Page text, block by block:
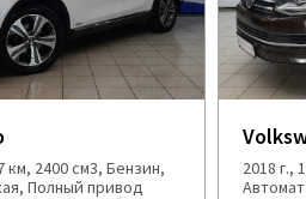
км, 2400 см3, Бензин,
Полный привод
2018 г.,